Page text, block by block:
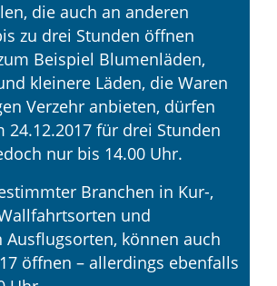
die auch an anderen
zu drei Stunden öffnen
Beispiel Blumenläden,
kleinere Läden, die Waren
Verzehr anbieten, dürfen
24.12.2017 für drei Stunden
nur bis 14.00 Uhr.
Branchen in Kur-,
und
Ausflugsorten, können auch
öffnen – allerdings ebenfalls